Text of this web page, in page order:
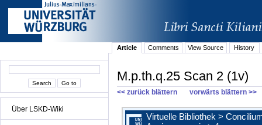
Über LSKD-Wiki
Article Comments View Source History
M.p.th.q.25 Scan 2 (1v)
<< zurück blättern vorwärts blättern >>